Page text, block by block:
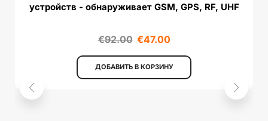
устройств - обнаруживает GSM, GPS, RF, UHF
€92.00 €47.00
ДОБАВИТЬ В КОРЗИНУ